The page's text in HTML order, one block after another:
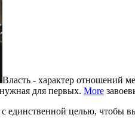
Власть - характер отношений
для первых. More
единственной целью, чтобы